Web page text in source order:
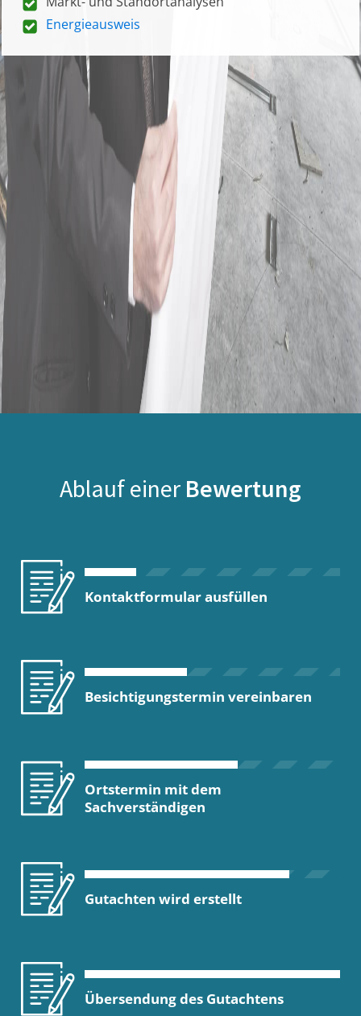
Energieausweis
Ablauf einer Bewertung
Kontaktformular ausfüllen
Besichtigungstermin vereinbaren
Ortstermin mit dem
Sachverständigen
Gutachten wird erstellt
Übersendung des Gutachtens